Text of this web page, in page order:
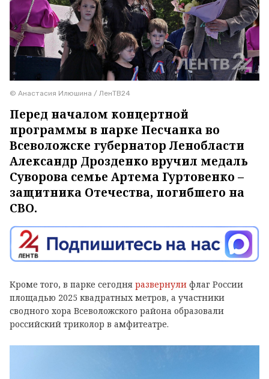
© Анастасия Илюшина / ЛенТВ24
Перед началом концертной
программы в парке Песчанка во
Всеволожске губернатор Ленобласти
Александр Дрозденко вручил медаль
Суворова семье Артема Гуртовенко –
защитника Отечества, погибшего на
СВО.
Кроме того, в парке сегодня развернули флаг России
площадью 2025 квадратных метров, а участники
сводного хора Всеволожского района образовали
российский триколор в амфитеатре.